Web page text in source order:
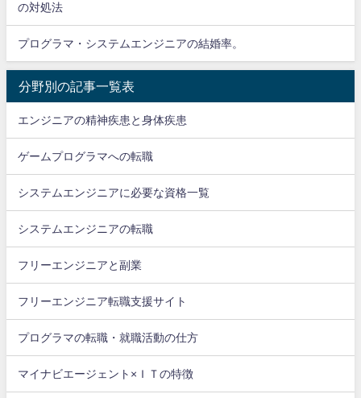
の対処法
プログラマ・システムエンジニアの結婚率。
分野別の記事一覧表
エンジニアの精神疾患と身体疾患
ゲームプログラマへの転職
システムエンジニアに必要な資格一覧
システムエンジニアの転職
フリーエンジニアと副業
フリーエンジニア転職支援サイト
プログラマの転職・就職活動の仕方
マイナビエージェント×ＩＴの特徴